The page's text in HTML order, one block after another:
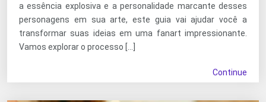
a essência explosiva e a personalidade marcante desses
personagens em sua arte, este guia vai ajudar você a
transformar suas ideias em uma fanart impressionante.
Vamos explorar o processo […]
Continue